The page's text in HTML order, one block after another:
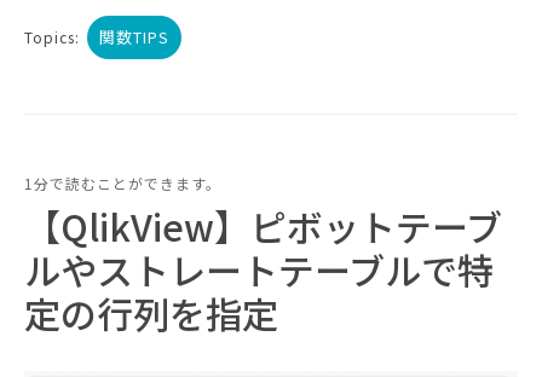
Topics: 関数TIPS
1分で読むことができます。
【QlikView】ピボットテーブ
ルやストレートテーブルで特
定の行列を指定